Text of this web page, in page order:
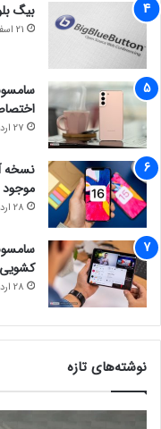
بیگ
21 اسفند 1401
27 اردیبهشت 1401
موجود
28 اردیبهشت 1401
28 اردیبهشت 1401
نوشته‌های تازه